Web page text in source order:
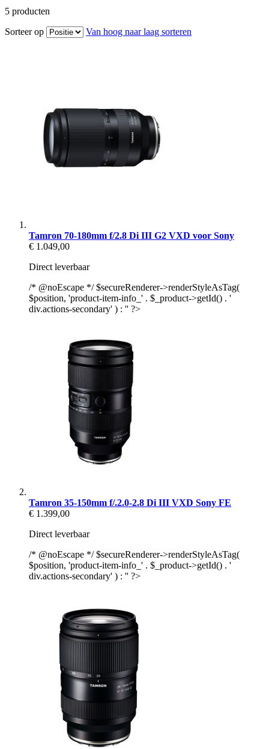
5 producten
Sorteer op
Van hoog naar laag sorteren
Tamron 70-180mm f/2.8 Di III G2 VXD voor Sony
€ 1.049,00
Direct leverbaar
/* @noEscape */ $secureRenderer->renderStyleAsTag(
$position, 'product-item-info_' . $_product->getId() . '
div.actions-secondary' ) : '' ?>
Tamron 35-150mm f/.2.0-2.8 Di III VXD Sony FE
€ 1.399,00
Direct leverbaar
/* @noEscape */ $secureRenderer->renderStyleAsTag(
$position, 'product-item-info_' . $_product->getId() . '
div.actions-secondary' ) : '' ?>